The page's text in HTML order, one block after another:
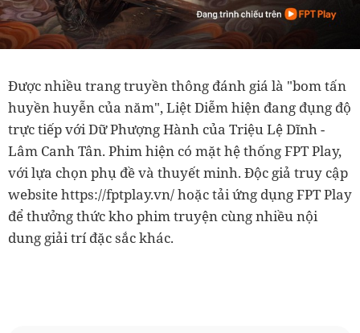
Được nhiều trang truyền thông đánh giá là "bom tấn
huyền huyễn của năm", Liệt Diễm hiện đang đụng độ
trực tiếp với Dữ Phượng Hành của Triệu Lệ Dĩnh -
Lâm Canh Tân. Phim hiện có mặt hệ thống FPT Play,
với lựa chọn phụ đề và thuyết minh. Độc giả truy cập
website https://fptplay.vn/ hoặc tải ứng dụng FPT Play
để thưởng thức kho phim truyện cùng nhiều nội
dung giải trí đặc sắc khác.